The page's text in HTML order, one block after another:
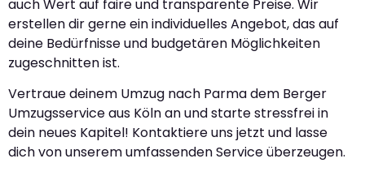
auch Wert auf faire und transparente Preise. Wir
erstellen dir gerne ein individuelles Angebot, das auf
deine Bedürfnisse und budgetären Möglichkeiten
zugeschnitten ist.
Vertraue deinem Umzug nach Parma dem Berger
Umzugsservice aus Köln an und starte stressfrei in
dein neues Kapitel! Kontaktiere uns jetzt und lasse
dich von unserem umfassenden Service überzeugen.